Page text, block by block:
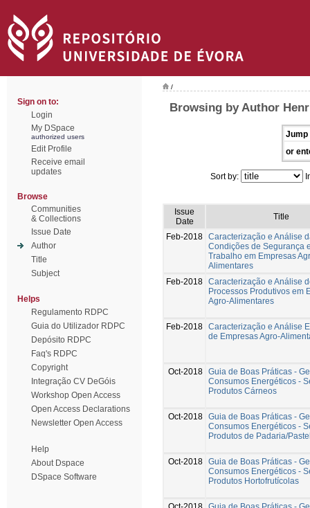
Sign on to:
Login
My DSpace
authorized users
Edit Profile
Receive email
updates
Browse
Communities
& Collections
Issue Date
Author
Title
Subject
Helps
Regulamento RDPC
Guia do Utilizador RDPC
Depósito RDPC
Faq's RDPC
Copyright
Integração CV DeGóis
Workshop Open Access
Open Access Declarations
Newsletter Open Access
Help
About Dspace
DSpace Software
/
Browsing by Author
Jump
or
Sort by:
Issue
Date
Title
Feb-2018 Caracterização e Análise
Condições de Segurança
Trabalho em Empresas
Alimentares
Feb-2018 Caracterização e Análise
Processos Produtivos em
Agro-Alimentares
Feb-2018 Caracterização e Análise
de Empresas Agro-
Oct-2018 Guia de Boas Práticas -
Consumos Energéticos -
Produtos Cárneos
Oct-2018 Guia de Boas Práticas -
Consumos Energéticos -
Produtos de Padaria/
Oct-2018 Guia de Boas Práticas -
Consumos Energéticos -
Produtos Hortofrutícolas